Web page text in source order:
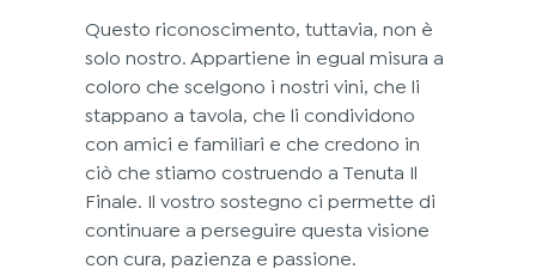
Questo riconoscimento, tuttavia, non è
solo nostro. Appartiene in egual misura a
coloro che scelgono i nostri vini, che li
stappano a tavola, che li condividono
con amici e familiari e che credono in
ciò che stiamo costruendo a Tenuta Il
Finale. Il vostro sostegno ci permette di
continuare a perseguire questa visione
con cura, pazienza e passione.